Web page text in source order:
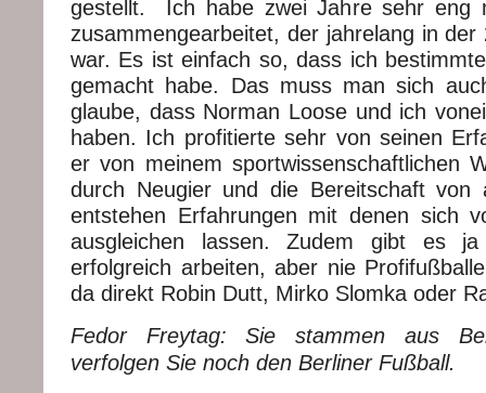
gestellt. Ich habe zwei Jahre sehr eng
zusammengearbeitet, der jahrelang in der
war. Es ist einfach so, dass ich
gemacht habe. Das muss man sich
glaube, dass Norman Loose und ich
haben. Ich profitierte sehr von seinen
er von meinem sportwissenschaftlichen
durch Neugier und die Bereitschaft von
entstehen Erfahrungen mit denen sich
ausgleichen lassen. Zudem gibt es
erfolgreich arbeiten, aber nie
da direkt Robin Dutt, Mirko Slomka oder
Fedor Freytag: Sie stammen aus
verfolgen Sie noch den Berliner Fußball.